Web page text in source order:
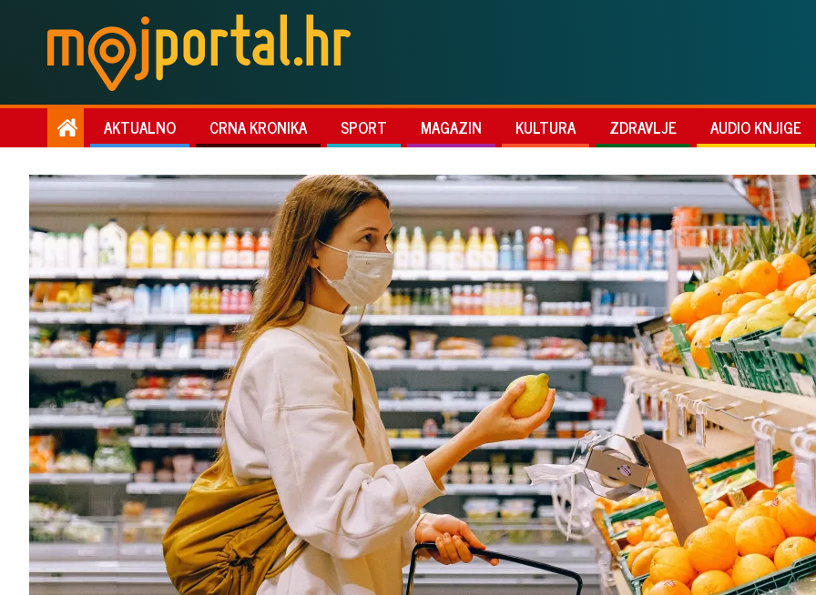
AKTUALNO CRNA KRONIKA SPORT MAGAZIN KULTURA ZDRAVLJE AUDIO KNJIGE